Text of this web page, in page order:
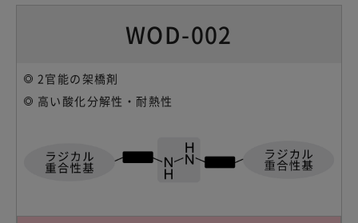
WOD-002
2官能の架橋剤
高い酸化分解性・耐熱性